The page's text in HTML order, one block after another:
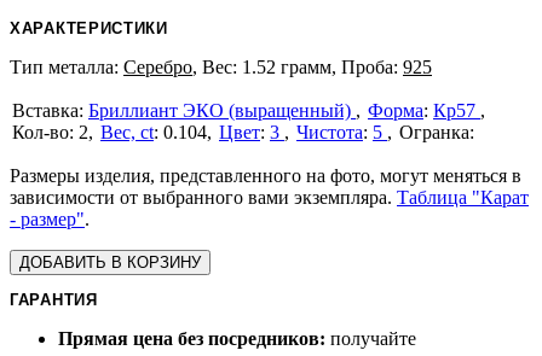
ХАРАКТЕРИСТИКИ
Тип металла: Серебро, Вес: 1.52 грамм, Проба: 925
Бриллиант ЭКО (выращенный) Форма: Кр57
2
Вес, ct: 0.104 Цвет: 3 Чистота: 5
Размеры изделия, представленного на фото, могут меняться в
зависимости от выбранного вами экземпляра. Таблица "Карат
- размер".
ДОБАВИТЬ В КОРЗИНУ
ГАРАНТИЯ
Прямая цена без посредников: получайте